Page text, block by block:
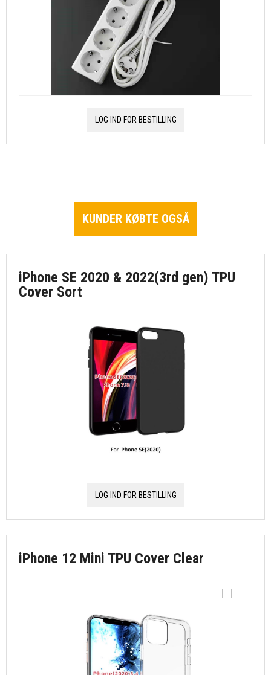
LOG IND FOR BESTILLING
KUNDER KØBTE OGSÅ
iPhone SE 2020 & 2022(3rd gen) TPU
Cover Sort
LOG IND FOR BESTILLING
iPhone 12 Mini TPU Cover Clear